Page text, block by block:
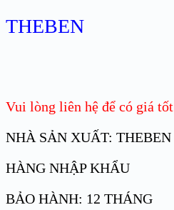
THEBEN
Vui lòng liên hệ để có giá tốt
NHÀ SẢN XUẤT: THEBEN
HÀNG NHẬP KHẨU
BẢO HÀNH: 12 THÁNG